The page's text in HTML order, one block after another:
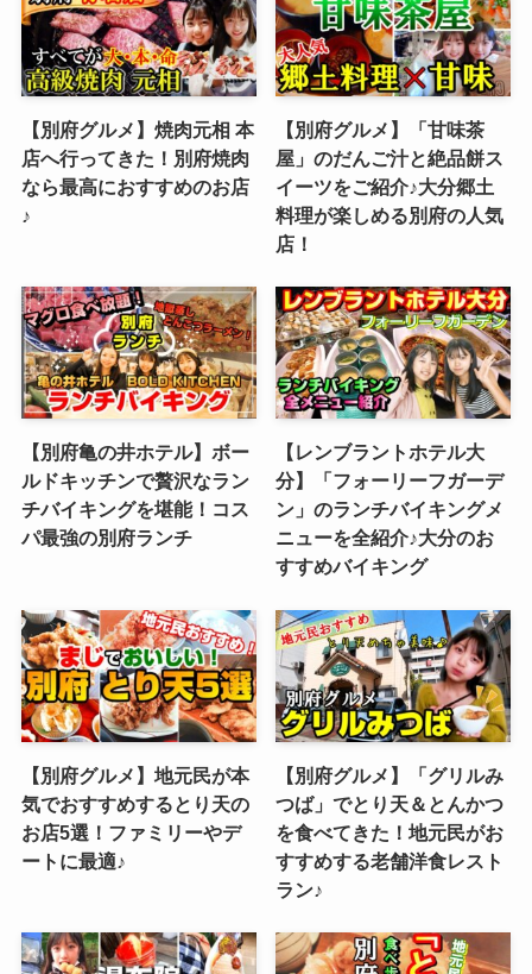
【別府グルメ】焼肉元相 本
店へ行ってきた！別府焼肉
なら最高におすすめのお店
♪
【別府グルメ】「甘味茶
屋」のだんご汁と絶品餅ス
イーツをご紹介♪大分郷土
料理が楽しめる別府の人気
店！
【別府亀の井ホテル】ボー
ルドキッチンで贅沢なラン
チバイキングを堪能！コス
パ最強の別府ランチ
【レンブラントホテル大
分】「フォーリーフガーデ
ン」のランチバイキングメ
ニューを全紹介♪大分のお
すすめバイキング
【別府グルメ】地元民が本
気でおすすめするとり天の
お店5選！ファミリーやデ
ートに最適♪
【別府グルメ】「グリルみ
つば」でとり天＆とんかつ
を食べてきた！地元民がお
すすめする老舗洋食レスト
ラン♪